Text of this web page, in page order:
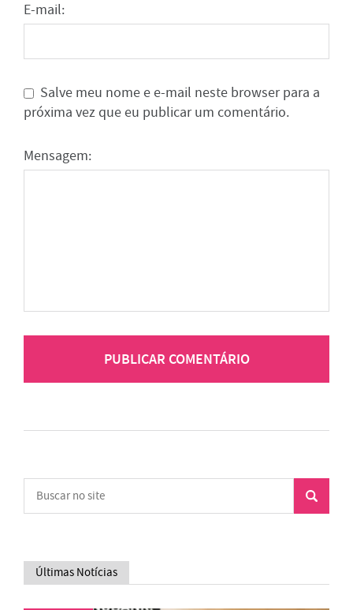
E-mail:
Salve meu nome e e-mail neste browser para a
próxima vez que eu publicar um comentário.
Mensagem:
Últimas Notícias